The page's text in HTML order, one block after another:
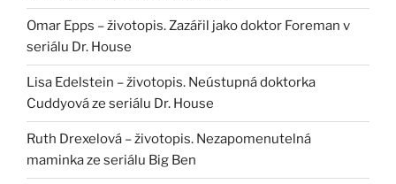
Omar Epps – životopis. Zazářil jako doktor Foreman v
seriálu Dr. House
Lisa Edelstein – životopis. Neústupná doktorka
Cuddyová ze seriálu Dr. House
Ruth Drexelová – životopis. Nezapomenutelná
maminka ze seriálu Big Ben